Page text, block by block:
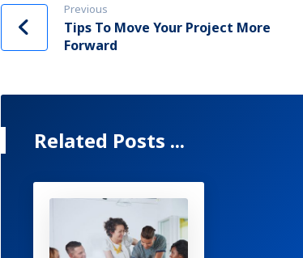
Previous
Tips To Move Your Project More
Forward
Related Posts ...